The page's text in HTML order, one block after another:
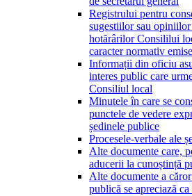
Registrului pentru
sugestiilor sau
hotărârilor Consililui
caracter normativ
Informații din oficiu
interes public care
Consiliul local
Minutele în care se
punctele de vedere
ședinele publice
Procesele-verbale ale
Alte documente care,
aducerii la cunoștință
Alte documente a
publică se apreciază